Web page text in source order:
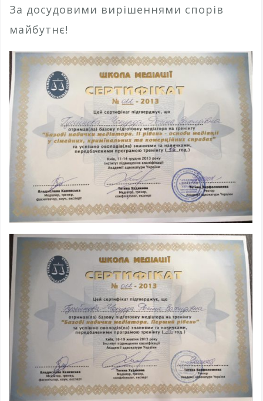
За досудовими вирішеннями спорів
майбутнє!